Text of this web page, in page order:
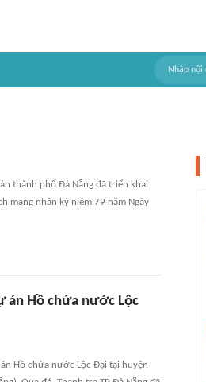
thành phố Đà Nẵng đã triển khai
mạng nhân kỷ niệm 79 năm Ngày
án Hồ chứa nước Lộc
Hồ chứa nước Lộc Đại tại huyện